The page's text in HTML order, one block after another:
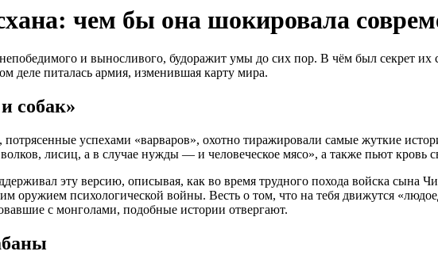
чем бы она шокировала
и выносливого, будоражит умы до сих пор. В чём был секрет
деле питалась армия, изменившая карту мира.
собак»
потрясенные успехами «варваров», охотно тиражировали самые жуткие
лисиц, а в случае нужды — и человеческое мясо», а также пьют кровь
эту версию, описывая, как во время трудного похода войска сына
оружием психологической войны. Весть о том, что на тебя движутся
с монголами, подобные истории отвергают.